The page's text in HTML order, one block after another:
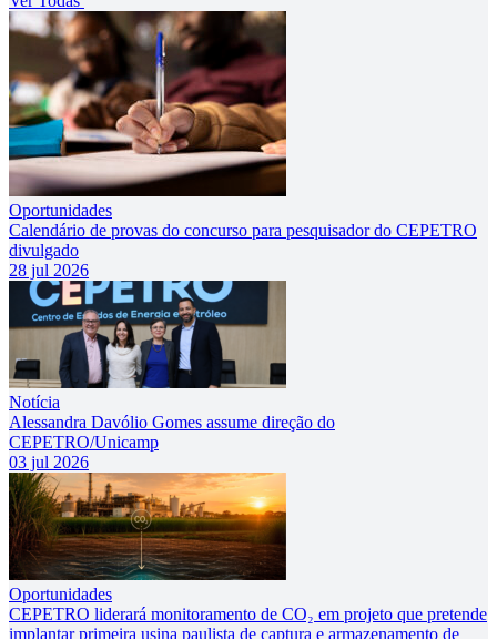
Oportunidades
Calendário de provas do concurso para pesquisador do CEPETRO
divulgado
28 jul 2026
Notícia
Alessandra Davólio Gomes assume direção do
CEPETRO/Unicamp
03 jul 2026
Oportunidades
CEPETRO liderará monitoramento de CO₂ em projeto que pretende
implantar primeira usina paulista de captura e armazenamento de